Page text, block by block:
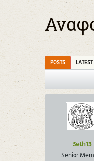
POSTS
Seth13
Senior